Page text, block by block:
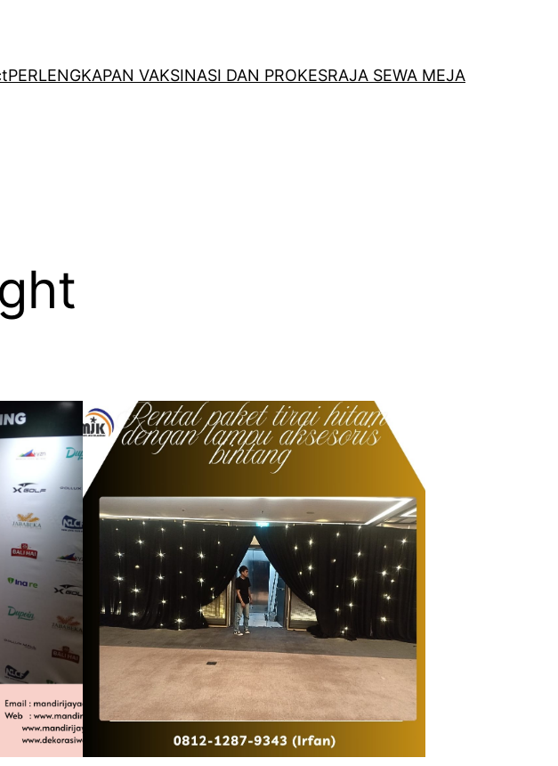
PERLENGKAPAN VAKSINASI DAN PROKESRAJA SEWA MEJA